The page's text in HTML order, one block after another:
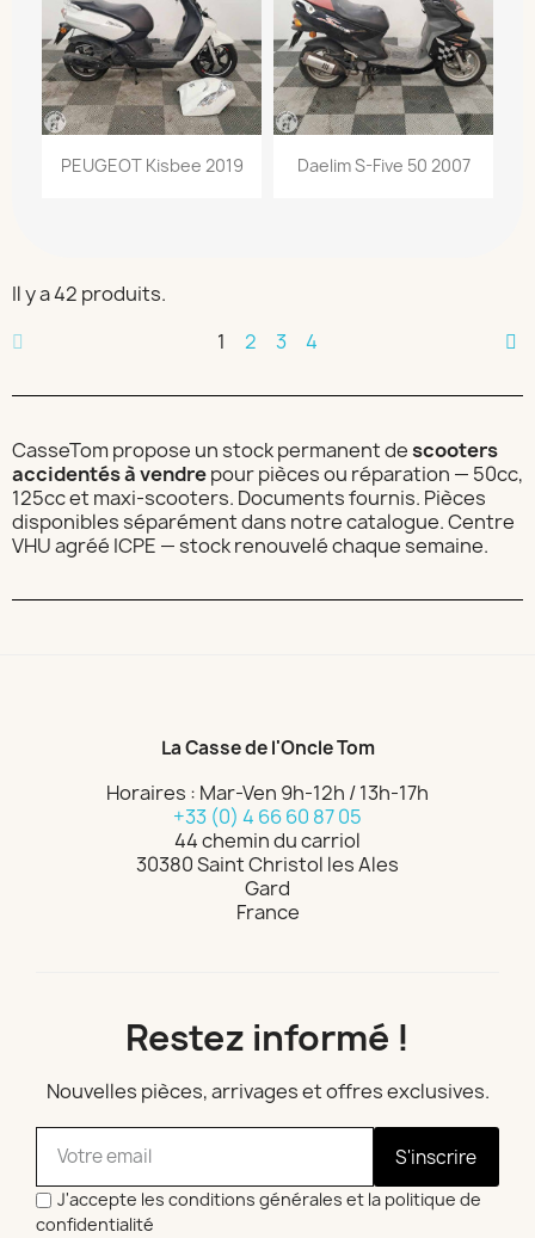
PEUGEOT Kisbee 2019 Daelim S-Five 50 2007
Il y a 42 produits.
1
2 3 4
CasseTom propose un stock permanent descooters
accidentés à vendrepour pièces ou réparation — 50cc,
125cc et maxi-scooters. Documents fournis. Pièces
disponibles séparément dans notre catalogue. Centre
VHU agréé ICPE — stock renouvelé chaque semaine.
La Casse de l'Oncle Tom
Horaires : Mar-Ven 9h-12h / 13h-17h
+33 (0) 4 66 60 87 05
44 chemin du carriol
30380 Saint Christol les Ales
Gard
France
Restez informé !
Nouvelles pièces, arrivages et offres exclusives.
S'inscrire
J'accepte les conditions générales et la politique de
confidentialité